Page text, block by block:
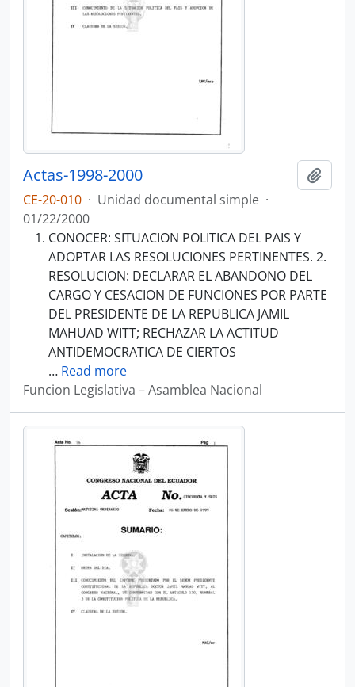
Actas-1998-2000
CE-20-010 · Unidad documental simple ·
01/22/2000
CONOCER: SITUACION POLITICA DEL PAIS Y
ADOPTAR LAS RESOLUCIONES PERTINENTES. 2.
RESOLUCION: DECLARAR EL ABANDONO DEL
CARGO Y CESACION DE FUNCIONES POR PARTE
DEL PRESIDENTE DE LA REPUBLICA JAMIL
MAHUAD WITT; RECHAZAR LA ACTITUD
ANTIDEMOCRATICA DE CIERTOS
… Read more
Funcion Legislativa – Asamblea Nacional